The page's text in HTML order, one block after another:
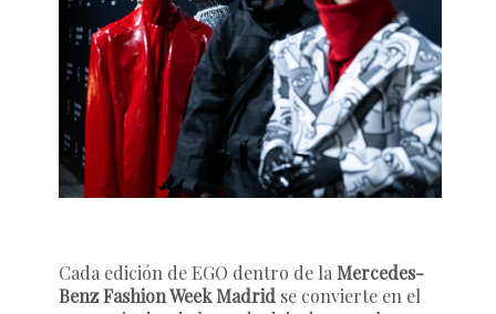
Cada edición de EGO dentro de la Mercedes-
Benz Fashion Week Madrid se convierte en el